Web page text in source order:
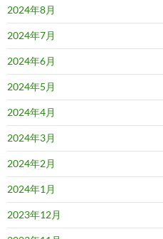
2024年8月
2024年7月
2024年6月
2024年5月
2024年4月
2024年3月
2024年2月
2024年1月
2023年12月